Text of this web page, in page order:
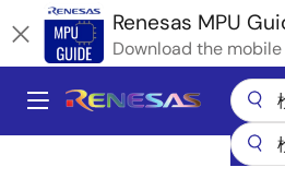
イ
ン
Renesas MPU
Download the
Main
マイクロコントローラと